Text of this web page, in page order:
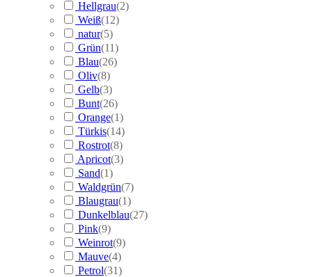
Hellgrau(2)
Weiß(12)
natur(5)
Grün(11)
Blau(26)
Oliv(8)
Gelb(3)
Bunt(26)
Orange(1)
Türkis(14)
Rostrot(8)
Apricot(3)
Sand(1)
Waldgrün(7)
Blaugrau(1)
Dunkelblau(27)
Pink(9)
Weinrot(9)
Mauve(4)
Petrol(31)